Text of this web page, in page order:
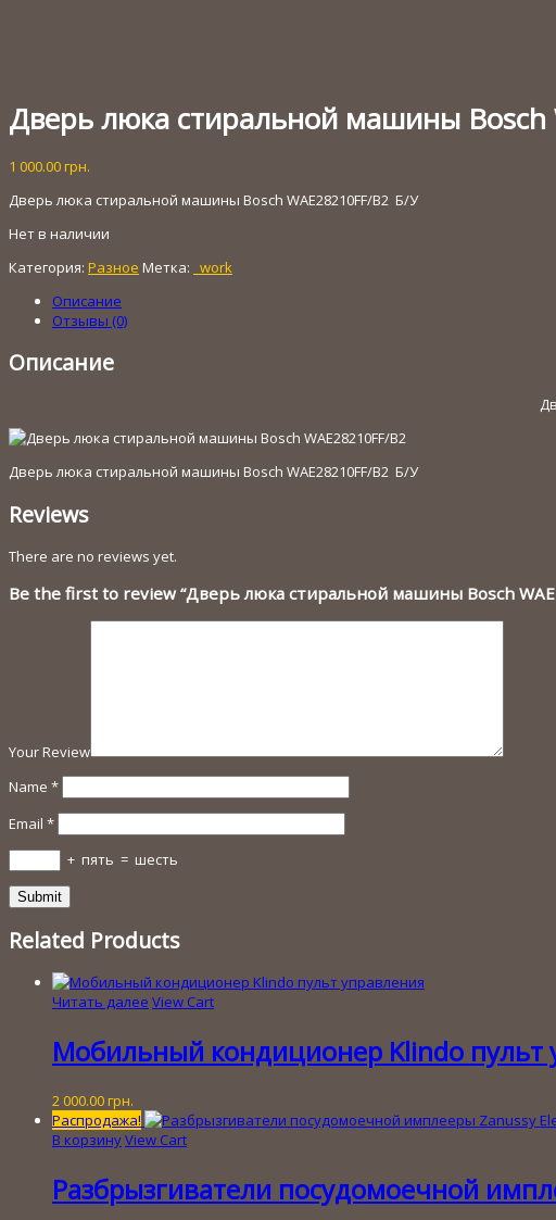
Дверь люка стиральной машины Bosch
1 000.00 грн.
Дверь люка стиральной машины Bosch WAE28210FF/B2 Б/У
Нет в наличии
Категория: Разное Метка: _work
Описание
Отзывы (0)
Описание
Дверь люка стиральной машины Bosch WAE28210FF/B2 Б/У
Reviews
There are no reviews yet.
Be the first to review “Дверь люка стиральной машины Bosch
Your Review
Name *
Email *
+ пять = шесть
Related Products
Читать далее View Cart
Мобильный кондиционер Klindo пульт
2 000.00 грн.
Распродажа!
В корзинуView Cart
Разбрызгиватели посудомоечной